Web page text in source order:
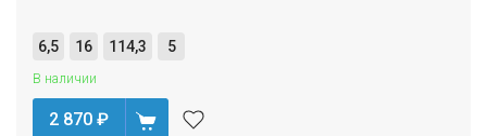
6,5 16 114,3 5
В наличии
2 870 ₽